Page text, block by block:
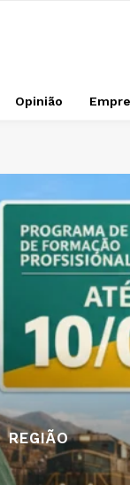
Opinião
REGIÃO